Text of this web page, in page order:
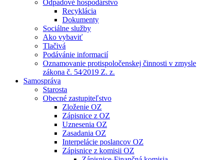
Odpadové hospodárstvo
Recyklácia
Dokumenty
Sociálne služby
Ako vybaviť
Tlačivá
Podávánie informacií
Oznamovanie protispoločenskej činnosti v zmysle
zákona č. 54⁄2019 Z. z.
Samospráva
Starosta
Obecné zastupiteľstvo
Zloženie OZ
Zápisnice z OZ
Uznesenia OZ
Zasadania OZ
Interpelácie poslancov OZ
Zápisnice z komisii OZ